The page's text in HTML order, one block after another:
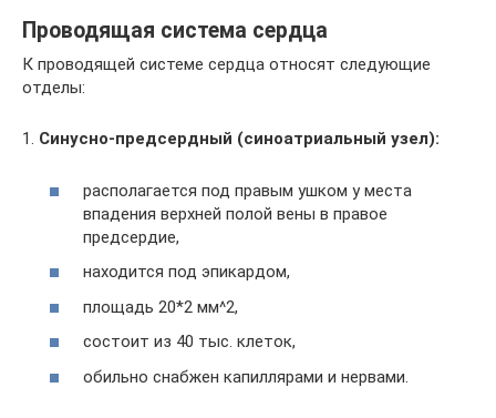
Проводящая система сердца
К проводящей системе сердца относят следующие
отделы:
1. Синусно-предсердный (синоатриальный узел):
располагается под правым ушком у места
впадения верхней полой вены в правое
предсердие,
находится под эпикардом,
площадь 20*2 мм^2,
состоит из 40 тыс. клеток,
обильно снабжен капиллярами и нервами.